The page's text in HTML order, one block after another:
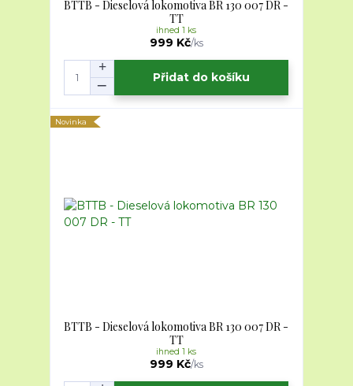
BTTB - Dieselová lokomotiva BR 130 007 DR -
TT
999 Kč/ks
ihned 1 ks
Přidat do košíku
Novinka
BTTB - Dieselová lokomotiva BR 130 007 DR -
TT
999 Kč/ks
ihned 1 ks